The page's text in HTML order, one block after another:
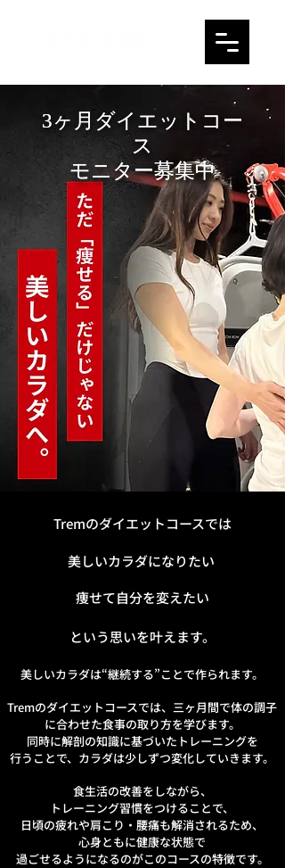
3ヶ月ダイエットコー
ス
モニター募集中
3ヶ月ダイエットコー
ス
モニター募集中
Tremのダイエットコースでは
という思いを叶えます。
美しいカラダは“継続する”ことで作られます。
Tremのダイエットコースでは、三ヶ月間で体の調子
に合わせた食事の取り方を学びます。
同時に解剖の知識に基づいたトレーニングを
行うことで、カラダは少しずつ変化していきます。
食生活の改善をしながら、
トレーニング習慣をつけることで、
日頃の疲れや肩こり・腰痛も解消されるため、
心身ともに健康な状態で
過ごせるようになるのがこのコースの特徴です。
美しいカラダになりたい
痩せて自分を変えたい